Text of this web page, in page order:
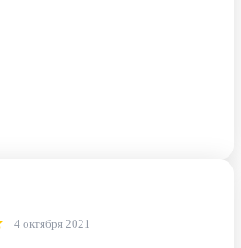
4 октября 2021